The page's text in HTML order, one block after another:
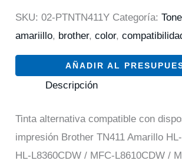
SKU:02-PTNTN411Y Categoría:
amariillo, brother,color,
AÑADIR AL
Descripción
Tinta alternativa compatible con
impresión Brother TN411 Amarillo
HL-L8360CDW / MFC-L8610CDW /